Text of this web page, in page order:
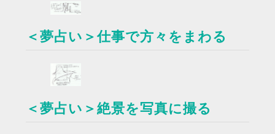
＜夢占い＞仕事で方々をまわる
＜夢占い＞絶景を写真に撮る